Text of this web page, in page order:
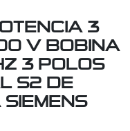
3
V BOBINA
3 POLOS
S2 DE